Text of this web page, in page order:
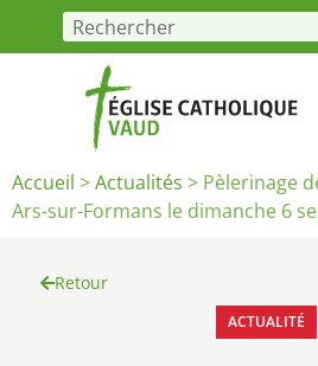
Accueil >Actualités > Pèlerinage
Ars-sur-Formans le dimanche 6
Retour
ACTUALITÉ